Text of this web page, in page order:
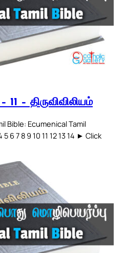
– திருவிவிலியம்
Bible: Ecumenical Tamil
6 7 8 9 10 11 12 13 14 ► Click